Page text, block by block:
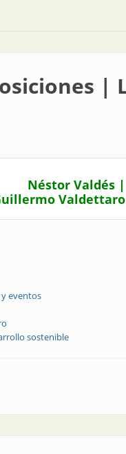
|
Néstor Valdés
eventos
sostenible
| Luz 2017: organizadores